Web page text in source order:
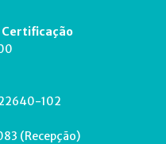
Certificação
22640-102
(Recepção)